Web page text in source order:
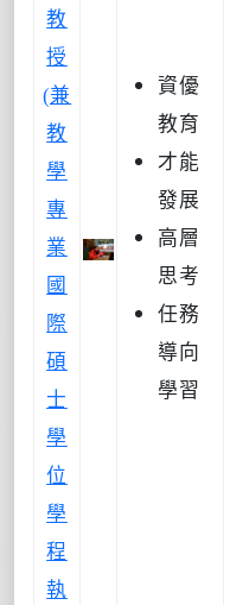
教
授
(兼
教
學
專
業
國
際
碩
士
學
位
學
程
執
資優
教育
才能
發展
高層
思考
任務
導向
學習